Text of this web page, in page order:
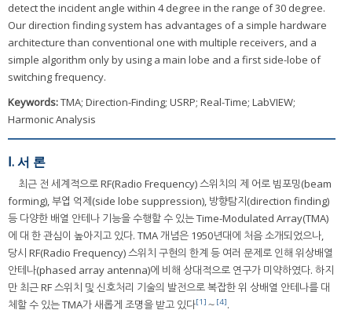
detect the incident angle within 4 degree in the range of 30 degree.
Our direction finding system has advantages of a simple hardware
architecture than conventional one with multiple receivers, and a
simple algorithm only by using a main lobe and a first side-lobe of
switching frequency.
Keywords:TMA; Direction-Finding; USRP; Real-Time; LabVIEW;
Harmonic Analysis
Ⅰ. 서 론
최근 전 세계적으로 RF(Radio Frequency) 스위치의 제 어로 빔포밍(beam
forming), 부엽 억제(side lobe suppression), 방향탐지(direction finding)
등 다양한 배열 안테나 기능을 수행할 수 있는 Time-Modulated Array(TMA)
에 대 한 관심이 높아지고 있다. TMA 개념은 1950년대에 처음 소개되었으나,
당시 RF(Radio Frequency) 스위치 구현의 한계 등 여러 문제로 인해 위상배열
안테나(phased array antenna)에 비해 상대적으로 연구가 미약하였다. 하지
만 최근 RF 스위치 및 신호처리 기술의 발전으로 복잡한 위 상배열 안테나를 대
체할 수 있는 TMA가 새롭게 조명을 받고 있다[1] ～ [4].